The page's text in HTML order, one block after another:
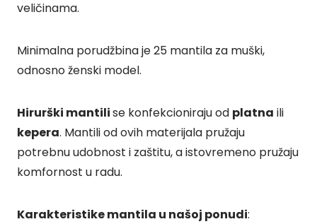
veličinama.
Minimalna porudžbina je 25 mantila za muški,
odnosno ženski model.
Hirurški mantilise konfekcioniraju od platna ili
kepera. Mantili od ovih materijala pružaju
potrebnu udobnost i zaštitu, a istovremeno pružaju
komfornost u radu.
Karakteristike mantila u našoj ponudi: